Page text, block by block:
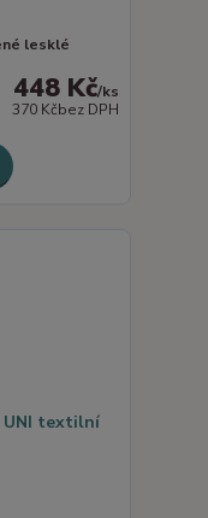
lesklé
448 Kč/ks
370 Kčbez DPH